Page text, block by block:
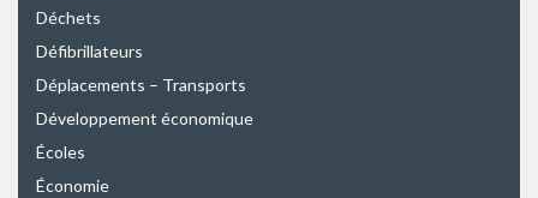
Déchets
Défibrillateurs
Déplacements – Transports
Développement économique
Écoles
Économie